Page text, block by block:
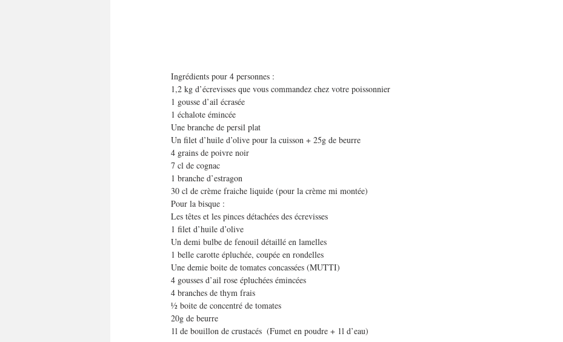
Ingrédients pour 4 personnes :
1,2 kg d’écrevisses que vous commandez chez votre poissonnier
1 gousse d’ail écrasée
1 échalote émincée
Une branche de persil plat
Un filet d’huile d’olive pour la cuisson + 25g de beurre
4 grains de poivre noir
7 cl de cognac
1 branche d’estragon
30 cl de crème fraiche liquide (pour la crème mi montée)
Pour la bisque :
Les têtes et les pinces détachées des écrevisses
1 filet d’huile d’olive
Un demi bulbe de fenouil détaillé en lamelles
1 belle carotte épluchée, coupée en rondelles
Une demie boite de tomates concassées (MUTTI)
4 gousses d’ail rose épluchées émincées
4 branches de thym frais
½ boite de concentré de tomates
20g de beurre
1l de bouillon de crustacés  (Fumet en poudre + 1l d’eau)